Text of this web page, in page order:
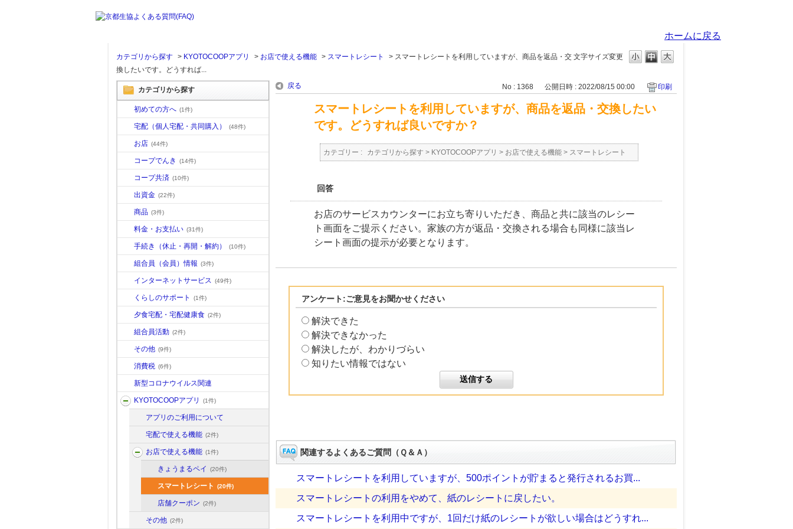
ホームに戻る
文字サイズ変更
カテゴリから探す > KYOTOCOOPアプリ > お店で使える機能 > スマートレシート > スマートレシートを利用していますが、商品を返品・交
換したいです。どうすれば...
カテゴリから探す
初めての方へ (1件)
宅配（個人宅配・共同購入） (48件)
お店 (44件)
コープでんき (14件)
コープ共済 (10件)
出資金 (22件)
商品 (3件)
料金・お支払い (31件)
手続き（休止・再開・解約） (10件)
組合員（会員）情報 (3件)
インターネットサービス (49件)
くらしのサポート (1件)
夕食宅配・宅配健康食 (2件)
組合員活動 (2件)
その他 (9件)
消費税 (6件)
新型コロナウイルス関連
KYOTOCOOPアプリ (1件)
アプリのご利用について
宅配で使える機能 (2件)
お店で使える機能 (1件)
きょうまるペイ (20件)
スマートレシート (20件)
店舗クーポン (2件)
その他 (2件)
戻る No : 1368 公開日時 : 2022/08/15 00:00 印刷
スマートレシートを利用していますが、商品を返品・交換したい
です。どうすれば良いですか？
カテゴリー : カテゴリから探す > KYOTOCOOPアプリ > お店で使える機能 > スマートレシート
回答
お店のサービスカウンターにお立ち寄りいただき、商品と共に該当のレシー
ト画面をご提示ください。家族の方が返品・交換される場合も同様に該当レ
シート画面の提示が必要となります。
アンケート:ご意見をお聞かせください
解決できた
解決できなかった
解決したが、わかりづらい
知りたい情報ではない
関連するよくあるご質問（Ｑ＆Ａ）
スマートレシートを利用していますが、500ポイントが貯まると発行されるお買...
スマートレシートの利用をやめて、紙のレシートに戻したい。
スマートレシートを利用中ですが、1回だけ紙のレシートが欲しい場合はどうすれ...